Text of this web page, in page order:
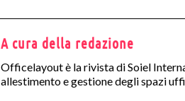
A cura della redazione
Officelayout è la rivista di Soiel
allestimento e gestione degli spazi